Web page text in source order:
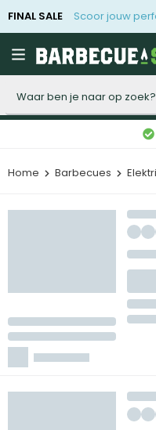
FINAL SALE Scoor jouw
Home Barbecues